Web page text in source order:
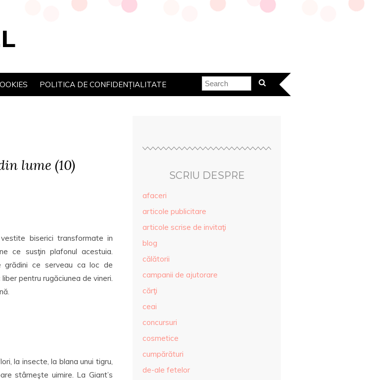
POLITICA DE CONFIDENȚIALITATE
lume (10)
biserici transformate in
ce susţin plafonul acestuia.
grădini ce serveau ca loc de
pentru rugăciunea de vineri.
la insecte, la blana unui tigru,
stârneşte uimire. La Giant’s
SCRIU DESPRE
afaceri
articole publicitare
articole scrise de invitaţi
blog
călătorii
campanii de ajutorare
cărţi
ceai
concursuri
cosmetice
cumpărături
de-ale fetelor